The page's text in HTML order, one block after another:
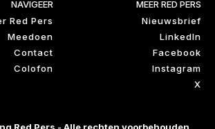
NAVIGEER
Red Pers
Meedoen
Contact
Colofon
MEER RED PERS
Nieuwsbrief
LinkedIn
Facebook
Instagram
X